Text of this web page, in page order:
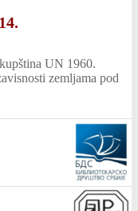
UN 1960.
zemljama pod